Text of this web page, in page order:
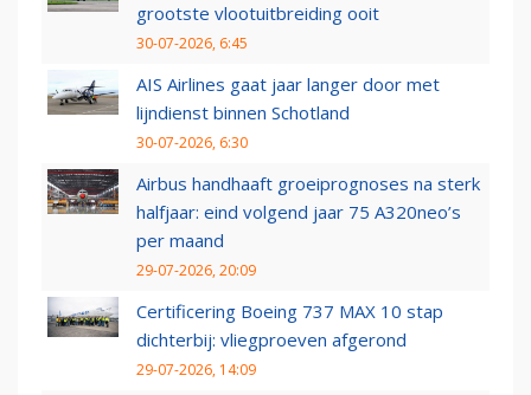
grootste vlootuitbreiding ooit
30-07-2026, 6:45
AIS Airlines gaat jaar langer door met
lijndienst binnen Schotland
30-07-2026, 6:30
Airbus handhaaft groeiprognoses na sterk
halfjaar: eind volgend jaar 75 A320neo’s
per maand
29-07-2026, 20:09
Certificering Boeing 737 MAX 10 stap
dichterbij: vliegproeven afgerond
29-07-2026, 14:09